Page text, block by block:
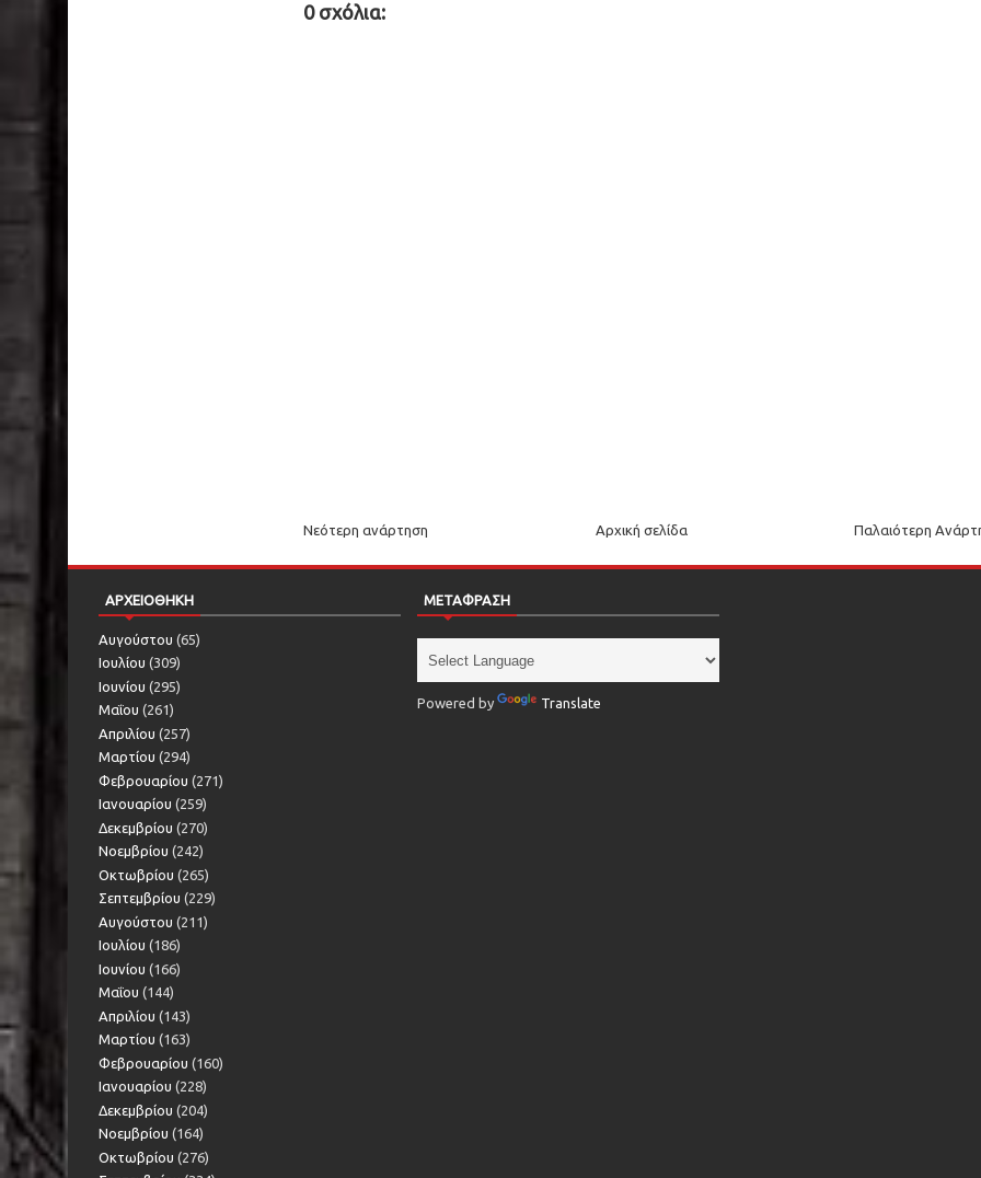
0 σχόλια:
Νεότερη ανάρτηση Παλαιότερη
Αρχική σελίδα
ΑΡΧΕΙΟΘΗΚΗ
Αυγούστου (65)
Ιουλίου (309)
Ιουνίου (295)
Μαΐου (261)
Απριλίου (257)
Μαρτίου (294)
Φεβρουαρίου (271)
Ιανουαρίου (259)
Δεκεμβρίου (270)
Νοεμβρίου (242)
Οκτωβρίου (265)
Σεπτεμβρίου (229)
Αυγούστου (211)
Ιουλίου (186)
Ιουνίου (166)
Μαΐου (144)
Απριλίου (143)
Μαρτίου (163)
Φεβρουαρίου (160)
Ιανουαρίου (228)
Δεκεμβρίου (204)
Νοεμβρίου (164)
Οκτωβρίου (276)
ΜΕΤΑΦΡΑΣΗ
Powered by Translate